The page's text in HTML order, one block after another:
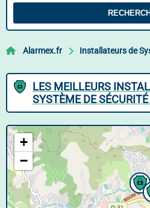
Alarmex.fr Installateurs de
LES MEILLEURS
SYSTÈME DE
+
−